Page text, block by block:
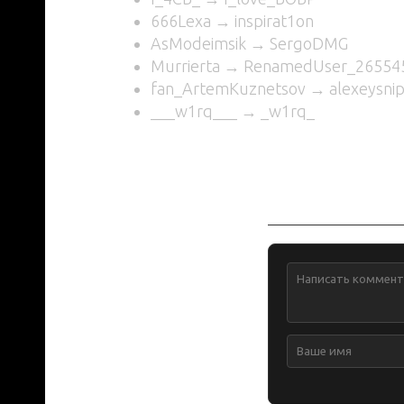
666Lexa → inspirat1on
AsModeimsik → SergoDMG
Murrierta →
fan_ArtemKuznetsov →
___w1rq___ → _w1rq_